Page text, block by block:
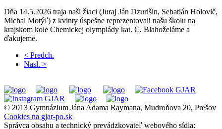
Dňa 14.5.2026 traja naši žiaci (Juraj Ján Dzurišin, Sebatián Holovič,
Michal Motýľ) z kvinty úspešne reprezentovali našu školu na
krajskom kole Chemickej olympiády kat. C. Blahoželáme a
ďakujeme.
< Predch.
Nasl. >
© 2013 Gymnázium Jána Adama Raymana, Mudroňova 20, Prešov
Cookies na gjar-po.sk
Správca obsahu a technický prevádzkovateľ webového sídla: